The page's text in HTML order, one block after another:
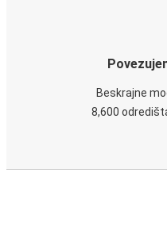
Beskrajne
8,600